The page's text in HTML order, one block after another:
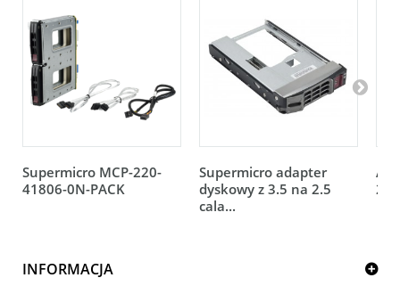
Supermicro MCP-220-
41806-0N-PACK
Supermicro adapter
dyskowy z 3.5 na 2.5
cala...
2.5
INFORMACJA